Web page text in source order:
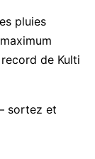
pluies
de Kulti
sortez et